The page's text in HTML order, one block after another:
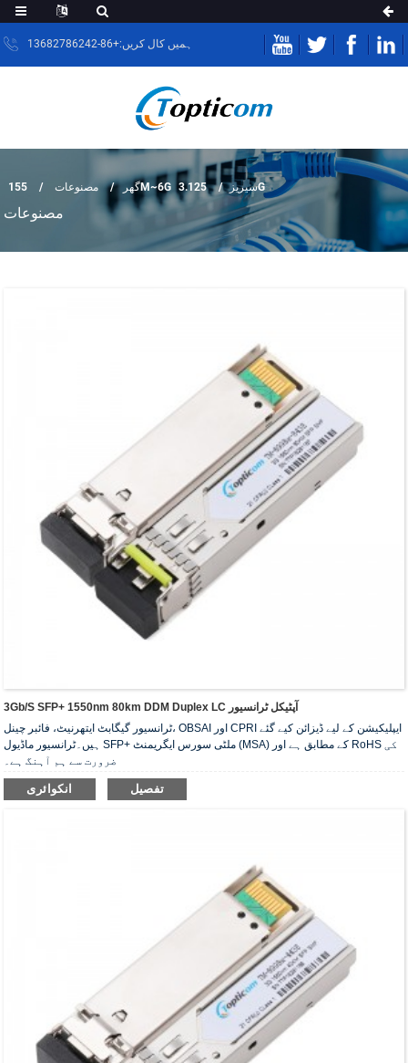
ہمیں کال کریں:+86-13682786242
گھر مصنوعات 155M~6G سیریز3.125G
مصنوعات
3Gb/s SFP+ 1550nm 80km DDM Duplex LC آپٹیکل ٹرانسیور
ٹرانسیور گیگابٹ ایتھرنیٹ، فائبر چینل، OBSAI اور CPRI ایپلیکیشن کے لیے ڈیزائن کیے گئے
ہیں۔ٹرانسیور ماڈیول SFP+ ملٹی سورس ایگریمنٹ (MSA) کے مطابق ہے اور RoHS کی
ضرورت سے ہم آہنگ ہے۔
انکوائری تفصیل